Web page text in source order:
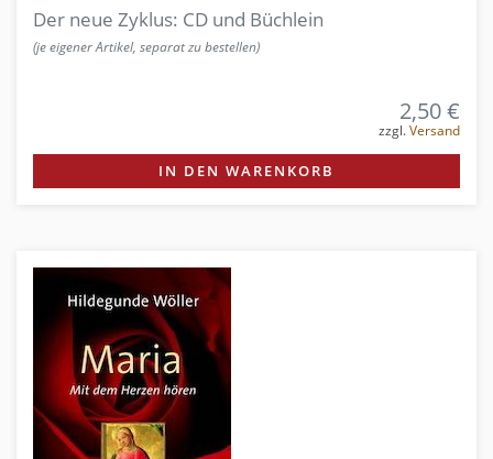
Der neue Zyklus: CD und Büchlein
(je eigener Artikel, separat zu bestellen)
2,50 €
zzgl.Versand
IN DEN WARENKORB